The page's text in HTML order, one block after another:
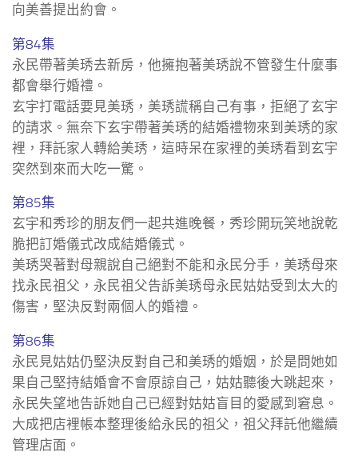
向美善提出約會。
第84集
永民帶著美琇去新房，他擁抱著美琇說不管發生什麼事
都會舉行婚禮。
玄宇打電話要見美琇，美琇謊稱自己有事，拒絕了玄宇
的請求。無奈下玄宇帶著美琇的結婚禮物來到美琇的家
裡，拜託家人轉給美琇，這時呆在家裡的美琇看到玄宇
突然到來而大吃一驚。
第85集
玄宇和秀珍的朋友們一起共進晚餐，秀珍開玩笑地說乾
脆把訂婚儀式改成結婚儀式。
美琇哭著對母親說自己絕對不能和永民分手，美琇母來
找永民祖父，永民祖父告訴美琇母永民姑姑受到太大的
傷害，堅決反對兩個人的婚禮。
第86集
永民見姑姑仍堅決反對自己和美琇的婚姻，於是問她如
果自己堅持結婚會不會原諒自己，姑姑聽後大跳起來，
永民失望地告訴她自己已經對姑姑盲目的愛感到窘息。
大成把店裡帳本整理後給永民的祖父，祖父拜託他繼續
管理店面。